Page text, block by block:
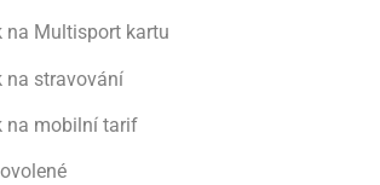
na Multisport kartu
na stravování
na mobilní tarif